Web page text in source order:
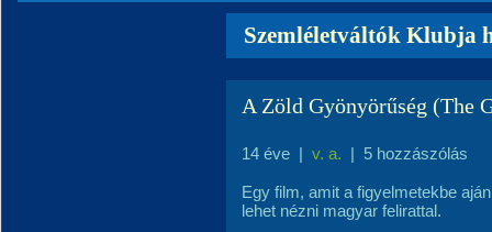
Szemléletváltók Klubja
A Zöld Gyönyörűség (The
14 éve | v. a. | 5 hozzászólás
Egy film, amit a figyelmetekbe
lehet nézni magyar felirattal.